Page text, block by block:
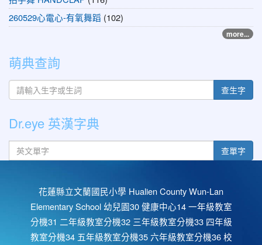
260529心電心-有氧舞蹈 (102)
more...
萌典查詢
查生字
Dr.eye 英漢字典
英文單字 查單字
花蓮縣立文蘭國民小學 Hualien County Wun-Lan
Elementary School 幼兒園30 健康中心14 一年級教室
分機31 二年級教室分機32 三年級教室分機33 四年級
教室分機34 五年級教室分機35 六年級教室分機36 校